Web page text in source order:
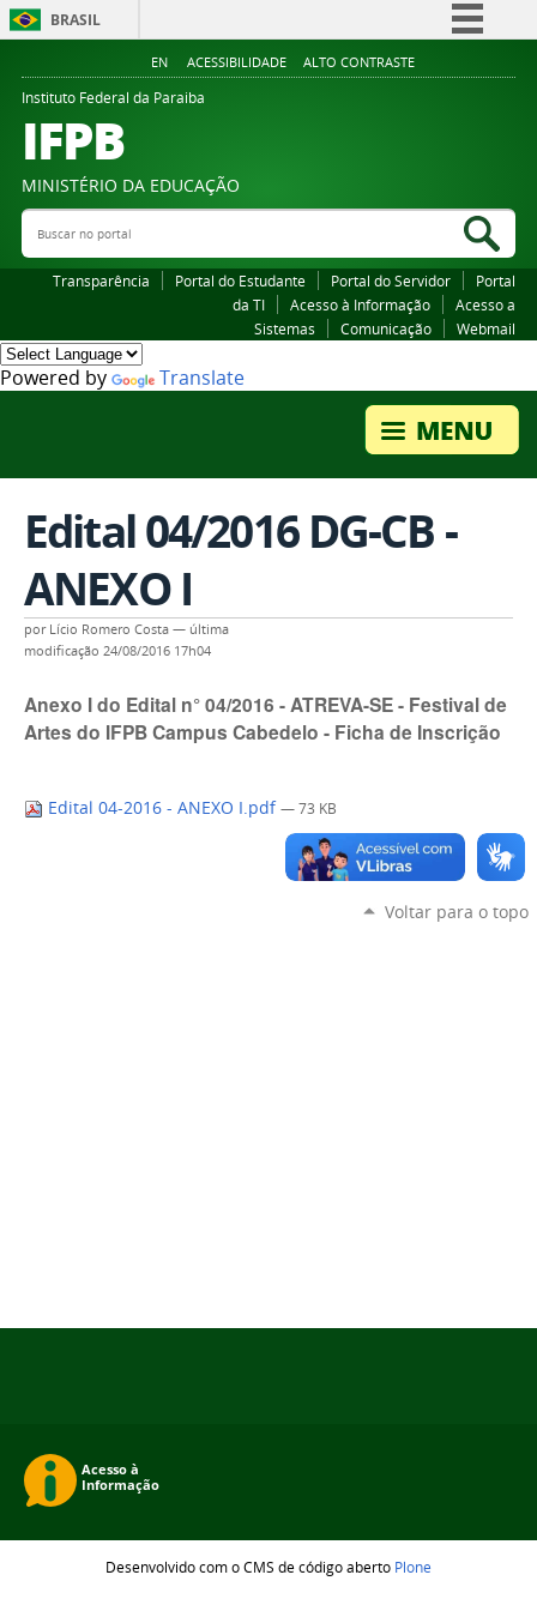
BRASIL
Simplifique!
Legislação
EN ACESSIBILIDADE ALTO CONTRASTE
Instituto Federal da Paraiba
IFPB
MINISTÉRIO DA EDUCAÇÃO
Buscar no portal
Transparência Portal do Estudante Portal do Servidor
Portal
da TI
Acesso à Informação
Acesso a
Sistemas
Comunicação Webmail
Powered by Translate
Edital 04/2016 DG-CB -
ANEXO I
por Lício Romero Costa — última
modificação 24/08/2016 17h04
Anexo I do Edital n° 04/2016 - ATREVA-SE - Festival de
Artes do IFPB Campus Cabedelo - Ficha de Inscrição
Edital 04-2016 - ANEXO I.pdf — 73 KB
Voltar para o topo
Desenvolvido com o CMS de código aberto Plone